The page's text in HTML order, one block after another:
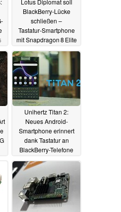
Lotus Diplomat soll
BlackBerry‑Lücke
schließen –
Tastatur‑Smartphone
mit Snapdragon 8 Elite
angekündigt30.11.2025
Unihertz Titan 2:
Neues Android-
Smartphone erinnert
dank Tastatur an
BlackBerry-Telefone
24.05.2025